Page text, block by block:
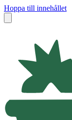
Hoppa till innehållet